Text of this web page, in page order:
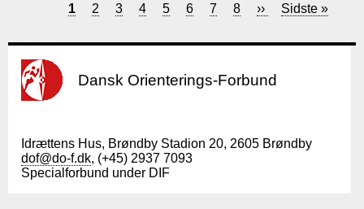
Nuværende
1 Forside
2 Forside
3 Forside
4 Forside
5 Forside
6 Forside
7 Forside
8
Næste
››
Sidste
Sidste »
Dansk Orienterings-Forbund
Idrættens Hus, Brøndby Stadion 20, 2605 Brøndby
dof@do-f.dk, (+45) 2937 7093
Specialforbund under DIF